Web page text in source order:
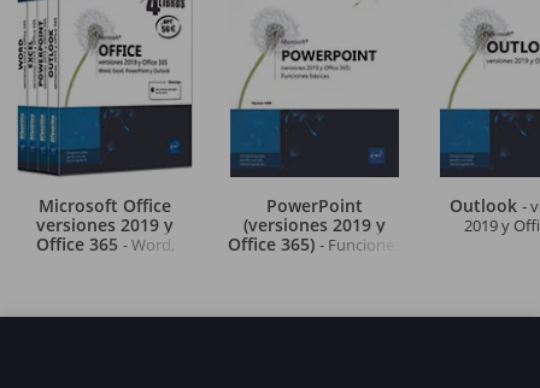
Microsoft Office
versiones 2019 y
Office 365 - Word,
PowerPoint
(versiones 2019 y
Office 365) - Funciones
Outlook -
2019 y